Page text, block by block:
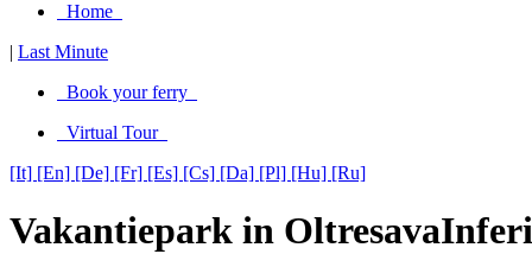
Home
| Last Minute
Book your ferry
Virtual Tour
[It] [En] [De] [Fr] [Es] [Cs] [Da] [Pl] [Hu] [Ru]
Vakantiepark in